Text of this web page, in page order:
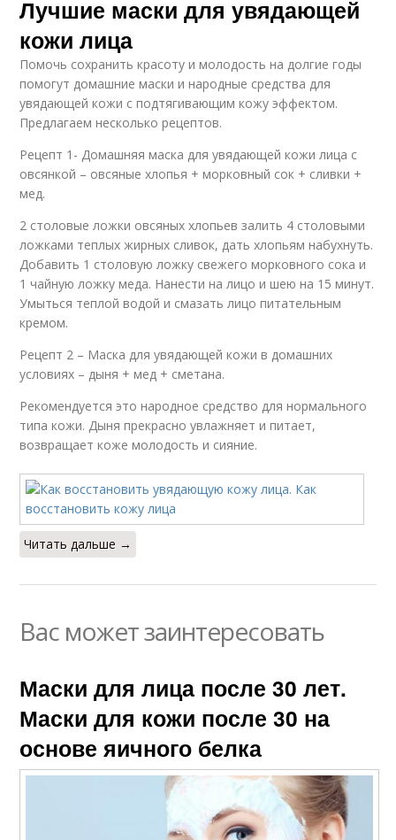
Лучшие маски для увядающей
кожи лица
Помочь сохранить красоту и молодость на долгие годы
помогут домашние маски и народные средства для
увядающей кожи с подтягивающим кожу эффектом.
Предлагаем несколько рецептов.
Рецепт 1- Домашняя маска для увядающей кожи лица с
овсянкой – овсяные хлопья + морковный сок + сливки +
мед.
2 столовые ложки овсяных хлопьев залить 4 столовыми
ложками теплых жирных сливок, дать хлопьям набухнуть.
Добавить 1 столовую ложку свежего морковного сока и
1 чайную ложку меда. Нанести на лицо и шею на 15 минут.
Умыться теплой водой и смазать лицо питательным
кремом.
Рецепт 2 – Маска для увядающей кожи в домашних
условиях – дыня + мед + сметана.
Рекомендуется это народное средство для нормального
типа кожи. Дыня прекрасно увлажняет и питает,
возвращает коже молодость и сияние.
Читать дальше →
Вас может заинтересовать
Маски для лица после 30 лет.
Маски для кожи после 30 на
основе яичного белка